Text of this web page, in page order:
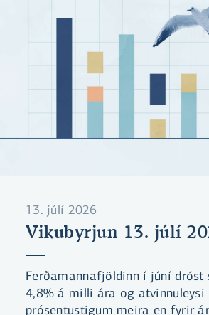
13. júlí 2026
Vikubyrjun 13. júlí
Ferðamannafjöldinn í júní dróst
4,8% á milli ára og
prósentustigum meira en fyrir